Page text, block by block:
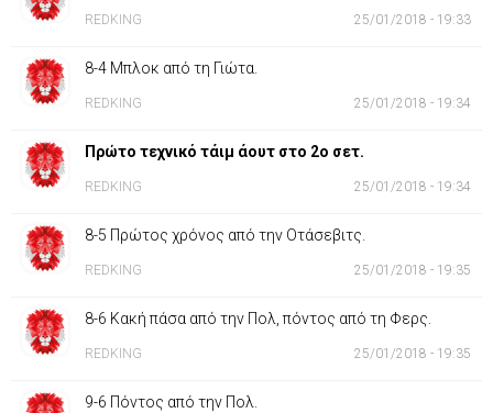
REDKING 25/01/2018 - 19:33
8-4 Μπλοκ από τη Γιώτα.
REDKING 25/01/2018 - 19:34
Πρώτο τεχνικό τάιμ άουτ στο 2ο σετ.
REDKING 25/01/2018 - 19:34
8-5 Πρώτος χρόνος από την Οτάσεβιτς.
REDKING 25/01/2018 - 19:35
8-6 Κακή πάσα από την Πολ, πόντος από τη Φερς.
REDKING 25/01/2018 - 19:35
9-6 Πόντος από την Πολ.